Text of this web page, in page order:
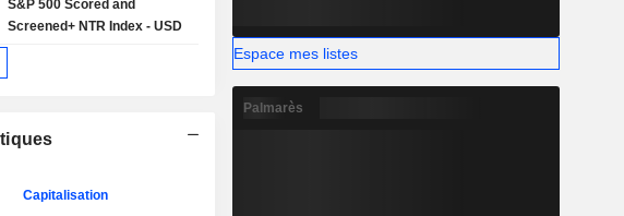
S&P 500 Scored and
Screened+ NTR Index - USD
Capitalisation
Espace mes listes
Palmarès